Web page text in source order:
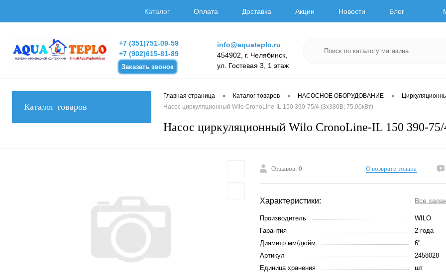
Каталог Оплата Доставка Акции Новости Блог
+7 (351)751-09-59
+7 (902)615-81-89
Заказать звонок
info@aquateplo.ru
454902, г. Челябинск,
ул. Гостевая 3, 1 этаж
Каталог товаров
Главная страница • Каталог товаров • НАСОСНОЕ ОБОРУДОВАНИЕ •
Насос циркуляционный Wilo CronoLine-IL 150 390-75/4 (3х380В; 75,00кВт)
Насос циркуляционный Wilo CronoLine-IL 150 390-
Отзывов: 0 О возврате товара
Характеристики: Все
Производитель
WILO
Гарантия
2 года
Диаметр мм/дюйм
6"
Артикул
2458028
Единица хранения
шт